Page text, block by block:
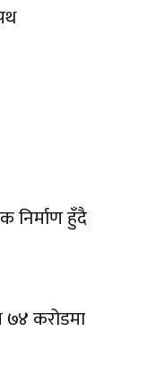
निर्माण हुँदै
७४ करोडमा